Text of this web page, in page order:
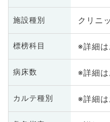
施設種別 クリニ
標榜科目 ※詳細
病床数 ※詳細
カルテ種別 ※詳細